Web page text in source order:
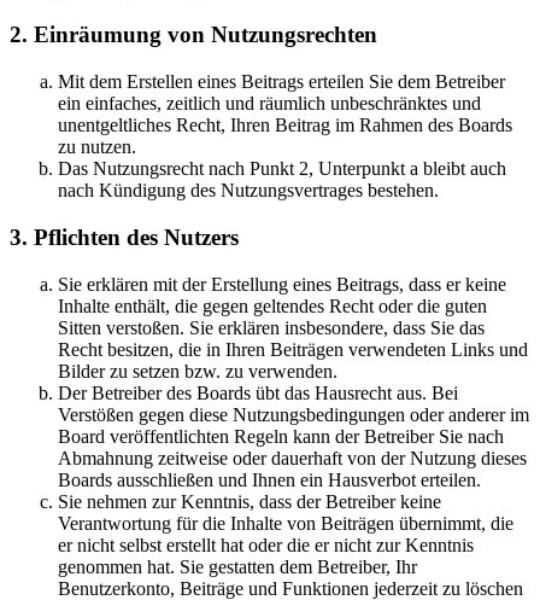
2. Einräumung von Nutzungsrechten
Mit dem Erstellen eines Beitrags erteilen Sie dem Betreiber
ein einfaches, zeitlich und räumlich unbeschränktes und
unentgeltliches Recht, Ihren Beitrag im Rahmen des Boards
zu nutzen.
Das Nutzungsrecht nach Punkt 2, Unterpunkt a bleibt auch
nach Kündigung des Nutzungsvertrages bestehen.
3. Pflichten des Nutzers
Sie erklären mit der Erstellung eines Beitrags, dass er keine
Inhalte enthält, die gegen geltendes Recht oder die guten
Sitten verstoßen. Sie erklären insbesondere, dass Sie das
Recht besitzen, die in Ihren Beiträgen verwendeten Links und
Bilder zu setzen bzw. zu verwenden.
Der Betreiber des Boards übt das Hausrecht aus. Bei
Verstößen gegen diese Nutzungsbedingungen oder anderer im
Board veröffentlichten Regeln kann der Betreiber Sie nach
Abmahnung zeitweise oder dauerhaft von der Nutzung dieses
Boards ausschließen und Ihnen ein Hausverbot erteilen.
Sie nehmen zur Kenntnis, dass der Betreiber keine
Verantwortung für die Inhalte von Beiträgen übernimmt, die
er nicht selbst erstellt hat oder die er nicht zur Kenntnis
genommen hat. Sie gestatten dem Betreiber, Ihr
Benutzerkonto, Beiträge und Funktionen jederzeit zu löschen